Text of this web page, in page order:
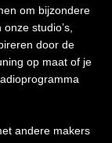
om bijzondere
studio’s,
door de
op maat of je
andere makers